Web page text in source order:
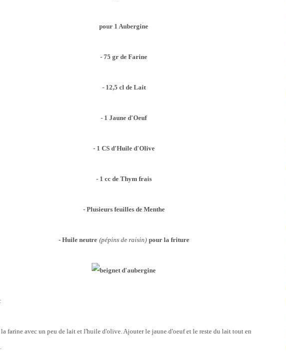
pour 1 Aubergine
- 75 gr de Farine
- 12,5 cl de Lait
- 1 Jaune d'Oeuf
- 1 CS d'Huile d'Olive
- 1 cc de Thym frais
- Plusieurs feuilles de Menthe
- Huile neutre (pépins de raisin) pour la friture
farine avec un peu de lait et l'huile d'olive. Ajouter le jaune d'oeuf et le reste du lait tout en